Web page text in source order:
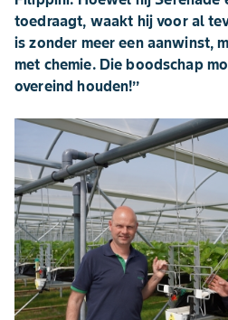
toedraagt, waakt hij voor al
is zonder meer een aanwinst,
met chemie. Die boodschap
overeind houden!’’